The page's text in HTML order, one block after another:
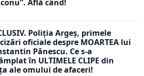
Află când!
Poliția Argeș, primele
oficiale despre MOARTEA lui
Pănescu. Ce s-a
în ULTIMELE CLIPE din
ale omului de afaceri!